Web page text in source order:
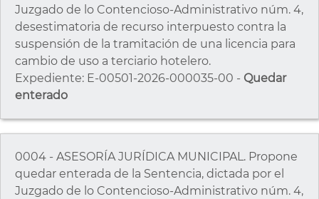
Juzgado de lo Contencioso-Administrativo núm. 4,
desestimatoria de recurso interpuesto contra la
suspensión de la tramitación de una licencia para
cambio de uso a terciario hotelero.
Expediente: E-00501-2026-000035-00 - Quedar
enterado
0004 - ASESORÍA JURÍDICA MUNICIPAL. Propone
quedar enterada de la Sentencia, dictada por el
Juzgado de lo Contencioso-Administrativo núm. 4,